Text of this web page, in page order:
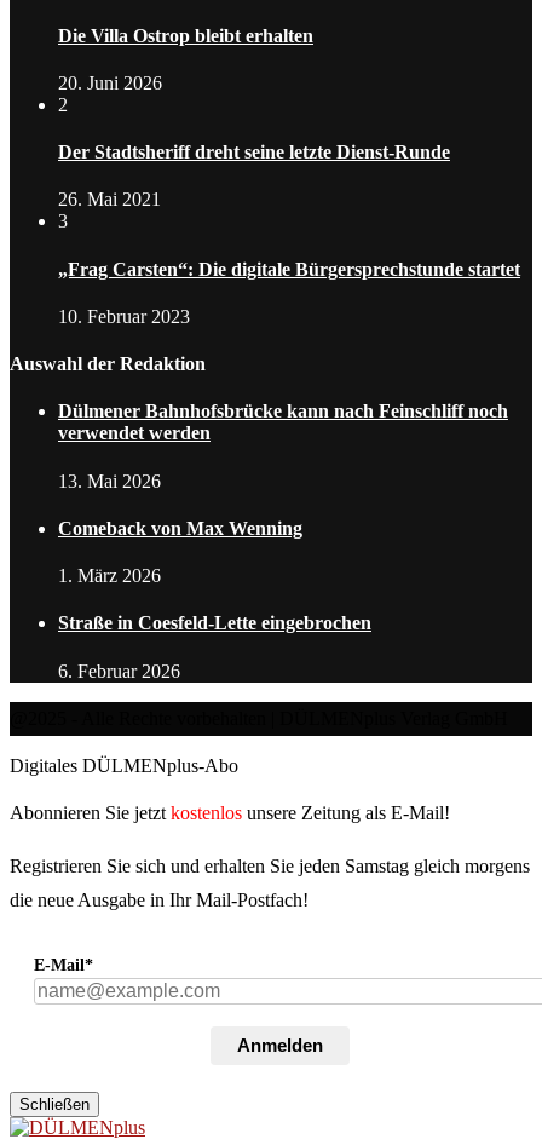
Die Villa Ostrop bleibt erhalten
20. Juni 2026
2
Der Stadtsheriff dreht seine letzte Dienst-Runde
26. Mai 2021
3
„Frag Carsten“: Die digitale Bürgersprechstunde startet
10. Februar 2023
Auswahl der Redaktion
Dülmener Bahnhofsbrücke kann nach Feinschliff noch
verwendet werden
13. Mai 2026
Comeback von Max Wenning
1. März 2026
Straße in Coesfeld-Lette eingebrochen
6. Februar 2026
Digitales DÜLMENplus-Abo
Abonnieren Sie jetzt kostenlos unsere Zeitung als E-Mail!
Registrieren Sie sich und erhalten Sie jeden Samstag gleich morgens
die neue Ausgabe in Ihr Mail-Postfach!
E-Mail*
Anmelden
Schließen